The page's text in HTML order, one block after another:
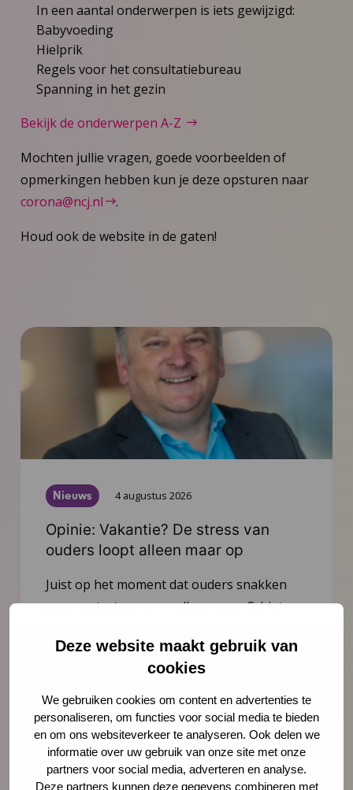
Deze website maakt gebruik van
cookies
We gebruiken cookies om content en advertenties te
personaliseren, om functies voor social media te bieden
en om ons websiteverkeer te analyseren. Ook delen we
informatie over uw gebruik van onze site met onze
partners voor social media, adverteren en analyse.
Deze partners kunnen deze gegevens combineren met
In een aantal onderwerpen is iets gewijzigd:
Babyvoeding
Hielprik
Regels voor het consultatiebureau
Spanning in het gezin
Bekijk de onderwerpen A-Z
Mochten jullie vragen, goede voorbeelden of
opmerkingen hebben kun je deze opsturen naar
corona@ncj.nl
.
Houd ook de website in de gaten!
Nieuws 4 augustus 2026
Opinie: Vakantie? De stress van
ouders loopt alleen maar op
Juist op het moment dat ouders snakken
naar rust, staan ze er alleen voor. Schiet
bestuurder van het Nederlands Centrum
Jeugdgezondheid.
Lees meer